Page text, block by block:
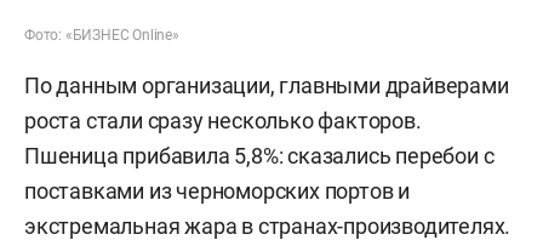
Фото: «БИЗНЕС Online»
По данным организации, главными драйверами
роста стали сразу несколько факторов.
Пшеница прибавила 5,8%: сказались перебои с
поставками из черноморских портов и
экстремальная жара в странах-производителях.